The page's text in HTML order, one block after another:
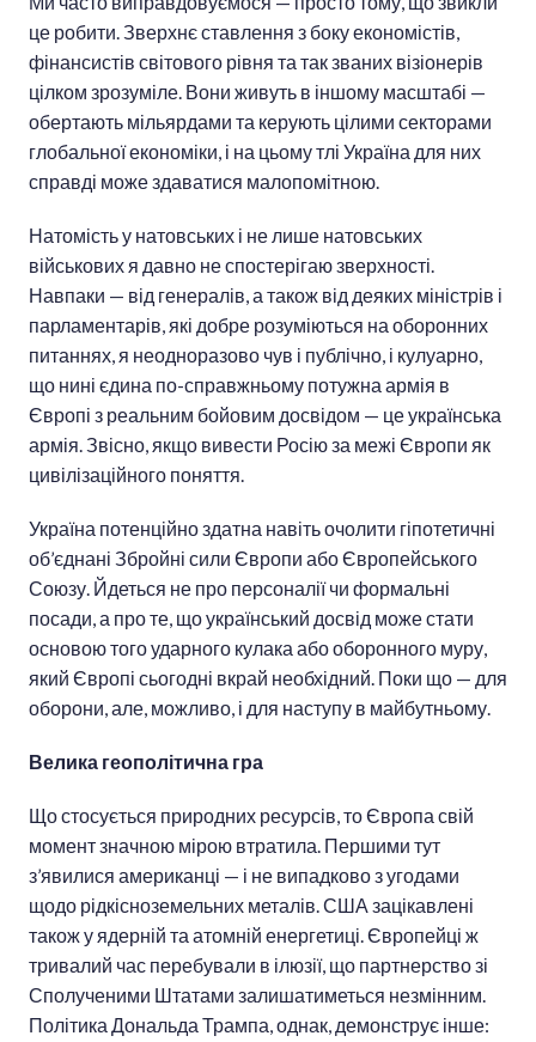
це робити. Зверхнє ставлення з боку економістів,
фінансистів світового рівня та так званих візіонерів
цілком зрозуміле. Вони живуть в іншому масштабі —
обертають мільярдами та керують цілими секторами
глобальної економіки, і на цьому тлі Україна для них
справді може здаватися малопомітною.
Натомість у натовських і не лише натовських
військових я давно не спостерігаю зверхності.
Навпаки — від генералів, а також від деяких міністрів і
парламентарів, які добре розуміються на оборонних
питаннях, я неодноразово чув і публічно, і кулуарно,
що нині єдина по-справжньому потужна армія в
Європі з реальним бойовим досвідом — це українська
армія. Звісно, якщо вивести Росію за межі Європи як
цивілізаційного поняття.
Україна потенційно здатна навіть очолити гіпотетичні
об’єднані Збройні сили Європи або Європейського
Союзу. Йдеться не про персоналії чи формальні
посади, а про те, що український досвід може стати
основою того ударного кулака або оборонного муру,
який Європі сьогодні вкрай необхідний. Поки що — для
оборони, але, можливо, і для наступу в майбутньому.
Велика геополітична гра
Що стосується природних ресурсів, то Європа свій
момент значною мірою втратила. Першими тут
з’явилися американці — і не випадково з угодами
щодо рідкісноземельних металів. США зацікавлені
також у ядерній та атомній енергетиці. Європейці ж
тривалий час перебували в ілюзії, що партнерство зі
Сполученими Штатами залишатиметься незмінним.
Політика Дональда Трампа, однак, демонструє інше: